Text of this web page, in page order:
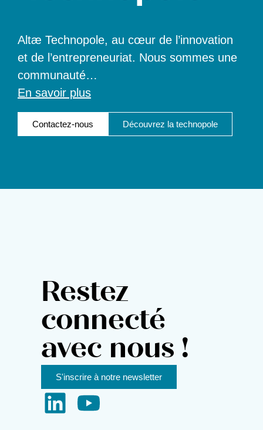
Altæ Technopole, au cœur de l’innovation
et de l’entrepreneuriat. Nous sommes une
communauté…
En savoir plus
Contactez-nous Découvrez la technopole
Restez
connecté
avec nous !
S'inscrire à notre newsletter